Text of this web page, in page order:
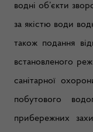
водні об’єкти
за якістю води
також подання
встановленого
санітарної
побутового
прибережних